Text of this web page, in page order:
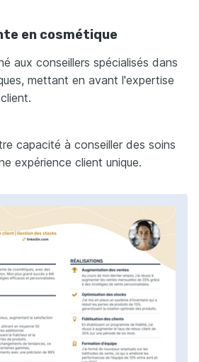
en cosmétique
aux conseillers spécialisés dans
mettant en avant l'expertise
capacité à conseiller des soins
expérience client unique.